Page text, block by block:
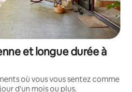
et longue durée à
où vous vous sentez comme
d'un mois ou plus.